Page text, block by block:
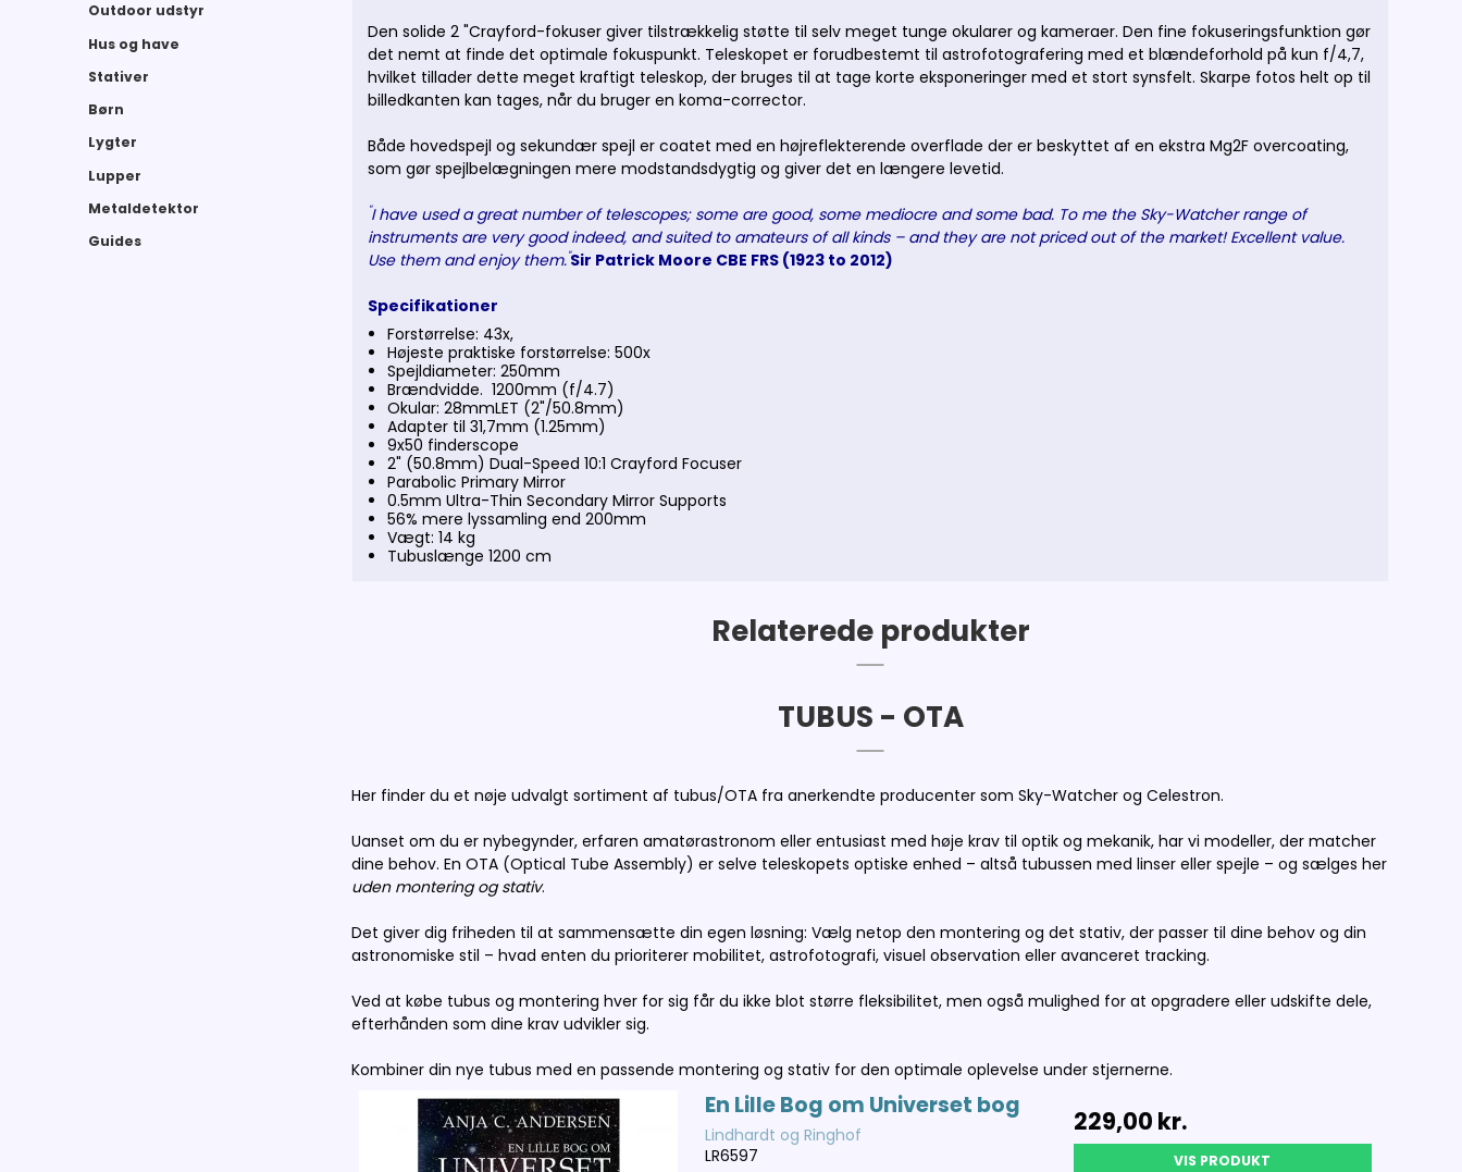
Outdoor udstyr
Hus og have
Stativer
Børn
Lygter
Lupper
Metaldetektor
Guides
Den solide 2 "Crayford-fokuser giver tilstrækkelig støtte til selv meget tunge okularer og kameraer. Den fine fokuseringsfunktion gør
det nemt at finde det optimale fokuspunkt. Teleskopet er forudbestemt til astrofotografering med et blændeforhold på kun f/4,7,
hvilket tillader dette meget kraftigt teleskop, der bruges til at tage korte eksponeringer med et stort synsfelt. Skarpe fotos helt op til
billedkanten kan tages, når du bruger en koma-corrector.
Både hovedspejl og sekundær spejl er coatet med en højreflekterende overflade der er beskyttet af en ekstra Mg2F overcoating,
som gør spejlbelægningen mere modstandsdygtig og giver det en længere levetid.
"I have used a great number of telescopes; some are good, some mediocre and some bad. To me the Sky-Watcher range of
instruments are very good indeed, and suited to amateurs of all kinds – and they are not priced out of the market! Excellent value.
Use them and enjoy them."Sir Patrick Moore CBE FRS (1923 to 2012)
Specifikationer
Forstørrelse: 43x,
Højeste praktiske forstørrelse: 500x
Spejldiameter: 250mm
Brændvidde. 1200mm (f/4.7)
Okular: 28mmLET (2"/50.8mm)
Adapter til 31,7mm (1.25mm)
9x50 finderscope
2" (50.8mm) Dual-Speed 10:1 Crayford Focuser
Parabolic Primary Mirror
0.5mm Ultra-Thin Secondary Mirror Supports
56% mere lyssamling end 200mm
Vægt: 14 kg
Tubuslænge 1200 cm
Relaterede produkter
TUBUS - OTA
Her finder du et nøje udvalgt sortiment af tubus/OTA fra anerkendte producenter som Sky-Watcher og Celestron.
Uanset om du er nybegynder, erfaren amatørastronom eller entusiast med høje krav til optik og mekanik, har vi modeller, der matcher
dine behov. En OTA (Optical Tube Assembly) er selve teleskopets optiske enhed – altså tubussen med linser eller spejle – og sælges her
uden montering og stativ.
Det giver dig friheden til at sammensætte din egen løsning: Vælg netop den montering og det stativ, der passer til dine behov og din
astronomiske stil – hvad enten du prioriterer mobilitet, astrofotografi, visuel observation eller avanceret tracking.
Ved at købe tubus og montering hver for sig får du ikke blot større fleksibilitet, men også mulighed for at opgradere eller udskifte dele,
efterhånden som dine krav udvikler sig.
Kombiner din nye tubus med en passende montering og stativ for den optimale oplevelse under stjernerne.
En Lille Bog om Universet bog
Lindhardt og Ringhof
LR6597
229,00 kr.
VIS PRODUKT